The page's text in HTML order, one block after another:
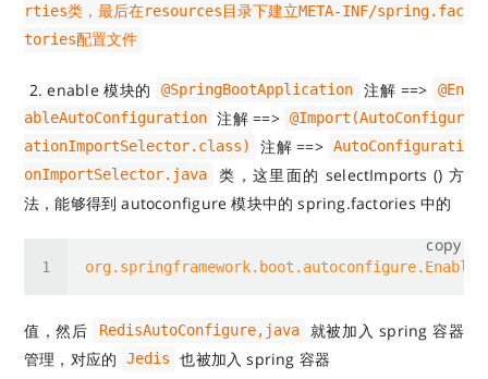
rties类，最后在resources目录下建立META-INF/spring.fac
tories配置文件
​ 2. enable 模块的 @SpringBootApplication 注解 ==>
@En
ableAutoConfiguration 注解 ==> @Import(AutoConfigur
ationImportSelector.class)
注解 ==> AutoConfigurati
onImportSelector.java
类，这里面的 selectImports () 方
法，能够得到 autoconfigure 模块中的 spring.factories 中的
copy
值，然后 RedisAutoConfigure,java
就被加入 spring 容器
管理，对应的
Jedis 也被加入 spring 容器